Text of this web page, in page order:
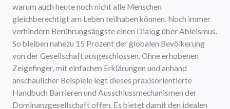
warum auch heute noch nicht alle Menschen
gleichberechtigt am Leben teilhaben können. Noch immer
verhindern Berührungsängste einen Dialog über Ableismus.
So bleiben nahezu 15 Prozent der globalen Bevölkerung
von der Gesellschaft ausgeschlossen. Ohne erhobenen
Zeigefinger, mit einfachen Erklärungen und anhand
anschaulicher Beispiele legt dieses praxisorientierte
Handbuch Barrieren und Ausschlussmechanismen der
Dominanzgesellschaft offen. Es bietet damit den idealen